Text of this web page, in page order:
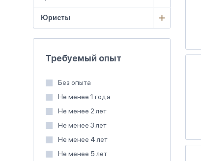
Юристы
Требуемый опыт
Без опыта
Не менее 1 года
Не менее 2 лет
Не менее 3 лет
Не менее 4 лет
Не менее 5 лет